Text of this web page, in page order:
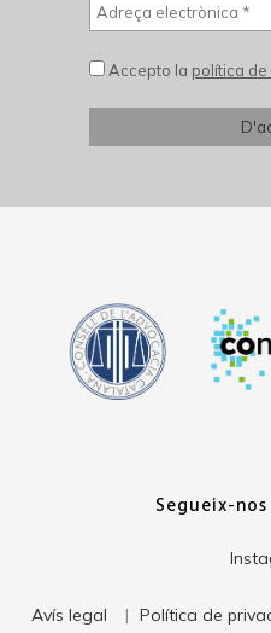
Accepto la política
Segueix-
Avís legal | Política de